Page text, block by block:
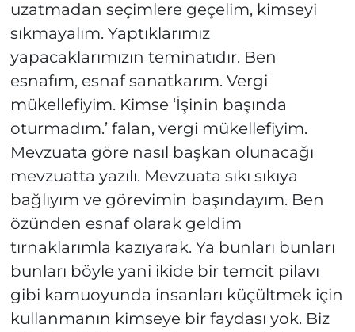
uzatmadan seçimlere geçelim, kimseyi
sıkmayalım. Yaptıklarımız
yapacaklarımızın teminatıdır. Ben
esnafım, esnaf sanatkarım. Vergi
mükellefiyim. Kimse ‘İşinin başında
oturmadım.’ falan, vergi mükellefiyim.
Mevzuata göre nasıl başkan olunacağı
mevzuatta yazılı. Mevzuata sıkı sıkıya
bağlıyım ve görevimin başındayım. Ben
özünden esnaf olarak geldim
tırnaklarımla kazıyarak. Ya bunları bunları
bunları böyle yani ikide bir temcit pilavı
gibi kamuoyunda insanları küçültmek için
kullanmanın kimseye bir faydası yok. Biz